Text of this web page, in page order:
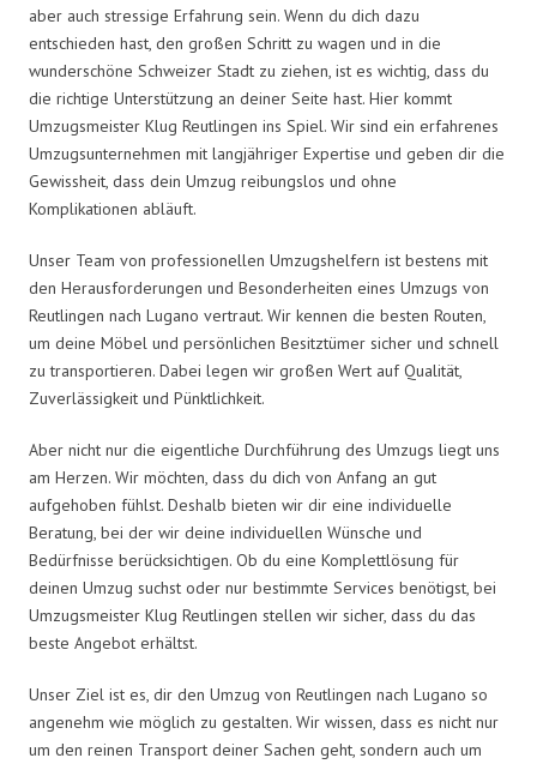
aber auch stressige Erfahrung sein. Wenn du dich dazu
entschieden hast, den großen Schritt zu wagen und in die
wunderschöne Schweizer Stadt zu ziehen, ist es wichtig, dass du
die richtige Unterstützung an deiner Seite hast. Hier kommt
Umzugsmeister Klug Reutlingen ins Spiel. Wir sind ein erfahrenes
Umzugsunternehmen mit langjähriger Expertise und geben dir die
Gewissheit, dass dein Umzug reibungslos und ohne
Komplikationen abläuft.
Unser Team von professionellen Umzugshelfern ist bestens mit
den Herausforderungen und Besonderheiten eines Umzugs von
Reutlingen nach Lugano vertraut. Wir kennen die besten Routen,
um deine Möbel und persönlichen Besitztümer sicher und schnell
zu transportieren. Dabei legen wir großen Wert auf Qualität,
Zuverlässigkeit und Pünktlichkeit.
Aber nicht nur die eigentliche Durchführung des Umzugs liegt uns
am Herzen. Wir möchten, dass du dich von Anfang an gut
aufgehoben fühlst. Deshalb bieten wir dir eine individuelle
Beratung, bei der wir deine individuellen Wünsche und
Bedürfnisse berücksichtigen. Ob du eine Komplettlösung für
deinen Umzug suchst oder nur bestimmte Services benötigst, bei
Umzugsmeister Klug Reutlingen stellen wir sicher, dass du das
beste Angebot erhältst.
Unser Ziel ist es, dir den Umzug von Reutlingen nach Lugano so
angenehm wie möglich zu gestalten. Wir wissen, dass es nicht nur
um den reinen Transport deiner Sachen geht, sondern auch um